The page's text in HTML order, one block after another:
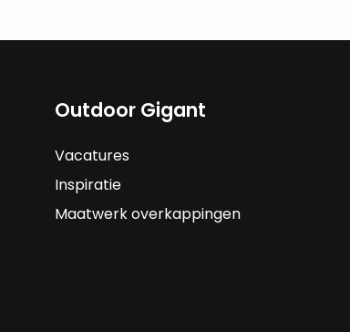
Outdoor Gigant
Vacatures
Inspiratie
Maatwerk overkappingen